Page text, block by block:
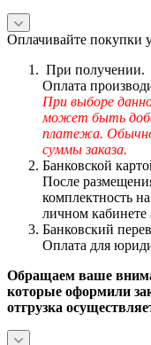
Оплачивайте покупки
При получении.
Оплата
При выборе
может быть
платежа.
суммы заказа.
Банковской
После
комплектность
личном кабинете
Банковский
Оплата для
Обращаем ваше
которые оформили
отгрузка